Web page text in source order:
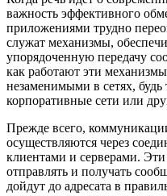
важность эффективного
приложениями трудно
служат механизмы,
упорядоченную передачу
как работают эти
незаменимыми в сетях,
корпоративные сети или
Прежде всего,
осуществляются через
клиентами и серверами.
отправлять и получать
дойдут до адресата в